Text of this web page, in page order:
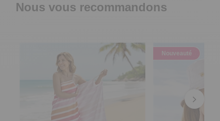
Nous vous recommandons
Nouveauté